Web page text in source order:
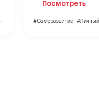
Посмотреть
#Саморазвитие